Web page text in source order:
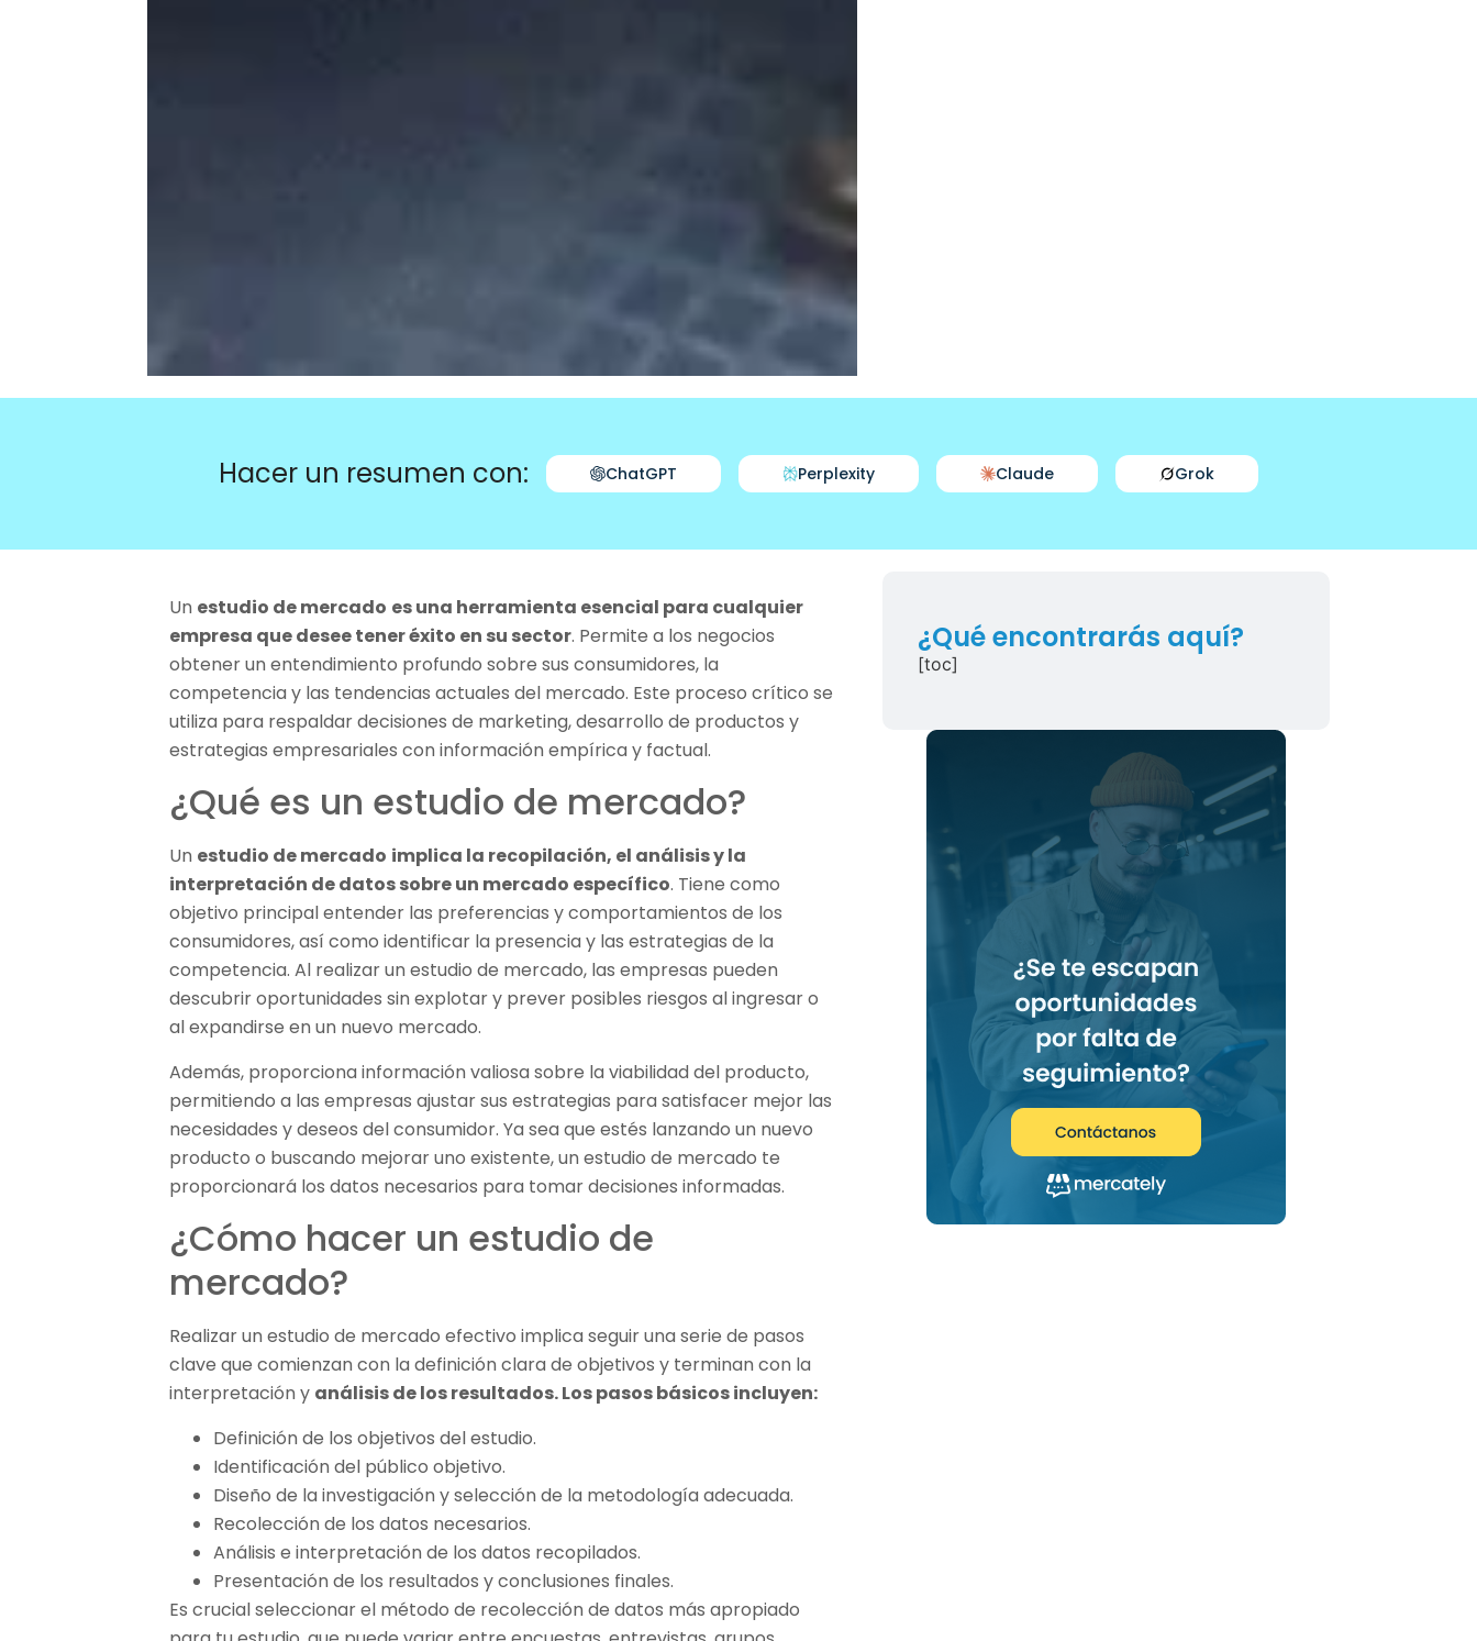
Hacer un resumen con: ChatGPT Perplexity Claude Grok
Un estudio de mercado es una herramienta esencial para cualquier
empresa que desee tener éxito en su sector. Permite a los negocios
obtener un entendimiento profundo sobre sus consumidores, la
competencia y las tendencias actuales del mercado. Este proceso crítico se
utiliza para respaldar decisiones de marketing, desarrollo de productos y
estrategias empresariales con información empírica y factual.
¿Qué es un estudio de mercado?
Un estudio de mercado implica la recopilación, el análisis y la
interpretación de datos sobre un mercado específico. Tiene como
objetivo principal entender las preferencias y comportamientos de los
consumidores, así como identificar la presencia y las estrategias de la
competencia. Al realizar un estudio de mercado, las empresas pueden
descubrir oportunidades sin explotar y prever posibles riesgos al ingresar o
al expandirse en un nuevo mercado.
Además, proporciona información valiosa sobre la viabilidad del producto,
permitiendo a las empresas ajustar sus estrategias para satisfacer mejor las
necesidades y deseos del consumidor. Ya sea que estés lanzando un nuevo
producto o buscando mejorar uno existente, un estudio de mercado te
proporcionará los datos necesarios para tomar decisiones informadas.
¿Cómo hacer un estudio de
mercado?
Realizar un estudio de mercado efectivo implica seguir una serie de pasos
clave que comienzan con la definición clara de objetivos y terminan con la
interpretación y análisis de los resultados. Los pasos básicos incluyen:
Definición de los objetivos del estudio.
Identificación del público objetivo.
Diseño de la investigación y selección de la metodología adecuada.
Recolección de los datos necesarios.
Análisis e interpretación de los datos recopilados.
Presentación de los resultados y conclusiones finales.
Es crucial seleccionar el método de recolección de datos más apropiado
¿Qué encontrarás aquí?
[toc]